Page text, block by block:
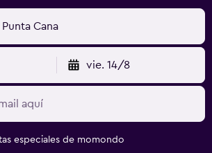
Cana
vie. 14/8
especiales de momondo